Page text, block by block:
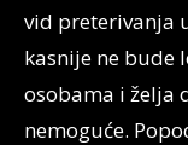
vid preterivanja
kasnije ne bude
osobama i želja
nemoguće.